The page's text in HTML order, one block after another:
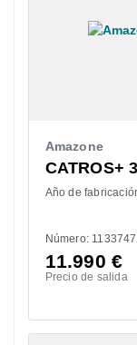
Amazone
CATROS+
Año de
Número:
11.990 €
Precio de salida